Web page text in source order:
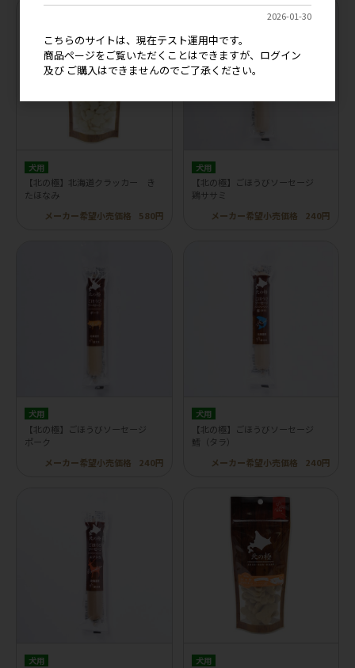
犬用
【北の極】北海道クラッカー き
たほなみ
メーカー希望小売価格
580円
犬用
【北の極】ごほうびソーセージ
鶏ササミ
メーカー希望小売価格
240円
犬用
【北の極】ごほうびソーセージ
ポーク
メーカー希望小売価格
240円
犬用
【北の極】ごほうびソーセージ
鱈（タラ）
メーカー希望小売価格
240円
犬用 犬用
2026-01-30
こちらのサイトは、現在テスト運用中です。
商品ページをご覧いただくことはできますが、ログイン
及び ご購入はできませんのでご了承ください。